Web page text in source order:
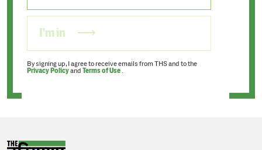
I'm in
By signing up, I agree to receive emails from THS and to the
Privacy Policyand Terms of Use .